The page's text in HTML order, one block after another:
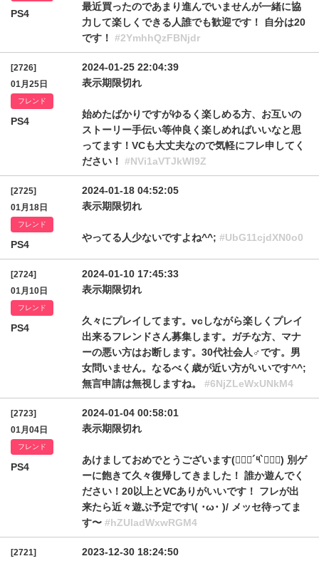
PS4
最近買ったのであまり進んでいませんが一緒に協
力して楽しくできる人誰でも歓迎です！ 自分は20
です！ #2YmhhQzFBNjdr
[2726]
01月25日
フレンド
PS4
2024-01-25 22:04:39
表示期限切れ
始めたばかりですがゆるく楽しめる方、お互いの
ストーリー手伝い等仲良く楽しめればいいなと思
ってます！VCも大丈夫なので気軽にフレ申してく
ださい！ #NVi1aVTJkWl9Z
[2725]
01月18日
フレンド
PS4
2024-01-18 04:52:05
表示期限切れ
やってる人少ないですよね^^; #UbG11cjdXN0o0
[2724]
01月10日
フレンド
PS4
2024-01-10 17:45:33
表示期限切れ
久々にプレイしてます。vcしながら楽しくプレイ
出来るフレンドさん募集します。ガチな方、マナ
ーの悪い方はお断します。30代社会人♂です。男
女問いません。なるべく歳が近い方がいいです^^;
無言申請は無視しますね。 #6NjZLeWxUNkM4
[2723]
01月04日
フレンド
PS4
2024-01-04 00:58:01
表示期限切れ
あけましておめでとうございます(๑⃙⃘´༥`๑⃙⃘) 別ゲ
ーに飽きて久々復帰してきました！ 誰か遊んでく
ださい！20以上とVCありがいいです！ フレが出
来たら近々遊ぶ予定です\( ･ω･ )/ メッセ待ってま
す〜 #hZUladWxwRGM4
[2721]
2023-12-30 18:24:50